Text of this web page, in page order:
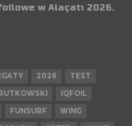
w Alaçatı 2026.
2026
TEST
IQFOIL
FUNSURF
WING